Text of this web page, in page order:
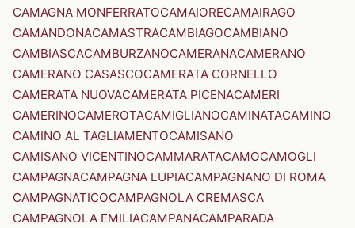
CAMAGNA MONFERRATOCAMAIORECAMAIRAGO
CAMANDONACAMASTRACAMBIAGOCAMBIANO
CAMBIASCACAMBURZANOCAMERANACAMERANO
CAMERANO CASASCOCAMERATA CORNELLO
CAMERATA NUOVACAMERATA PICENACAMERI
CAMERINOCAMEROTACAMIGLIANOCAMINATACAMINO
CAMINO AL TAGLIAMENTOCAMISANO
CAMISANO VICENTINOCAMMARATACAMOCAMOGLI
CAMPAGNACAMPAGNA LUPIACAMPAGNANO DI ROMA
CAMPAGNATICOCAMPAGNOLA CREMASCA
CAMPAGNOLA EMILIACAMPANACAMPARADA